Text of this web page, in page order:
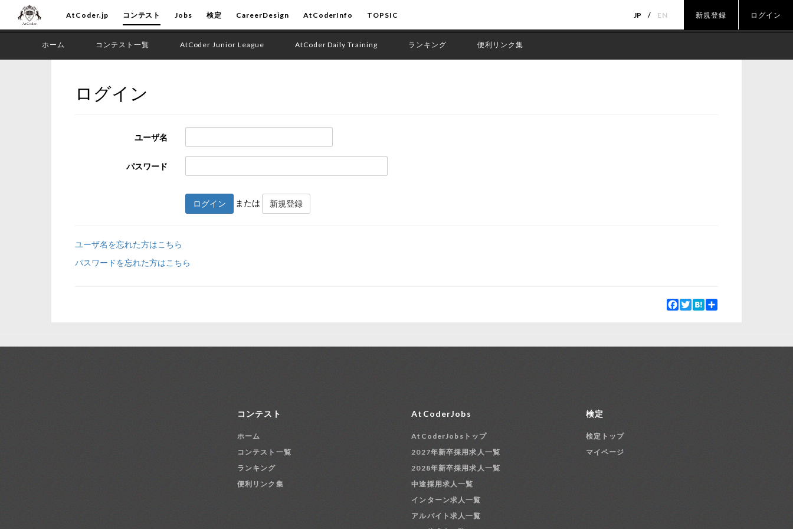
AtCoder.jp コンテスト Jobs 検定 CareerDesign AtCoderInfo TOPSIC JP EN 新規登録 ログイン
ホーム コンテスト一覧 AtCoder Junior League AtCoder Daily Training ランキング 便利リンク集
ログイン
ユーザ名
パスワード
ログイン または 新規登録
ユーザ名を忘れた方はこちら
パスワードを忘れた方はこちら
Facebook
Twitter
Hatena
コンテスト
ホーム
コンテスト一覧
ランキング
便利リンク集
AtCoderJobs
AtCoderJobsトップ
2027年新卒採用求人一覧
2028年新卒採用求人一覧
中途採用求人一覧
インターン求人一覧
アルバイト求人一覧
検定
検定トップ
マイページ